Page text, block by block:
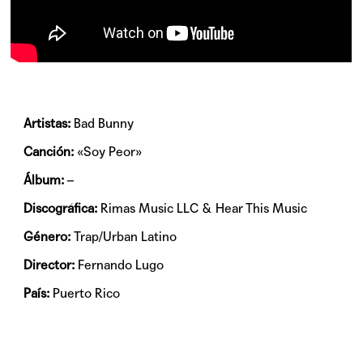
Artistas: Bad Bunny
Canción: «Soy Peor»
Álbum: –
Discográfica: Rimas Music LLC & Hear This Music
Género: Trap/Urban Latino
Director: Fernando Lugo
País: Puerto Rico